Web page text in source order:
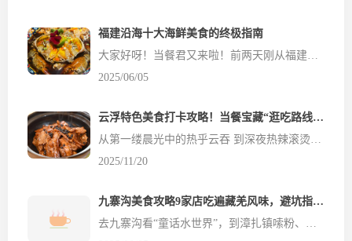
福建沿海十大海鲜美食的终极指南
2025/06/05
云浮特色美食打卡攻略！当餐宝藏“逛吃路线”来了
2025/11/20
九寨沟美食攻略9家店吃遍藏羌风味，避坑指南+必点清单